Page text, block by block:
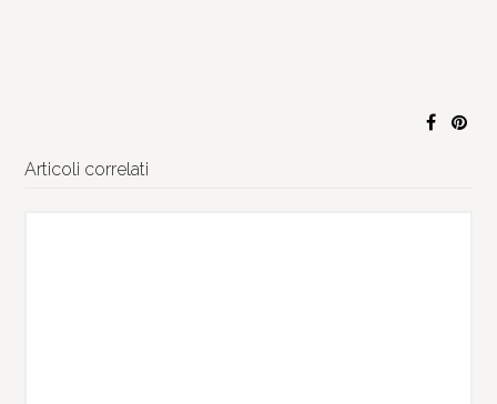
Articoli correlati